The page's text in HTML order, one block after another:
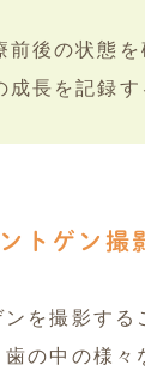
前後の状態を
成長を記録す
トゲン撮
ンを撮影する
歯の中の様々